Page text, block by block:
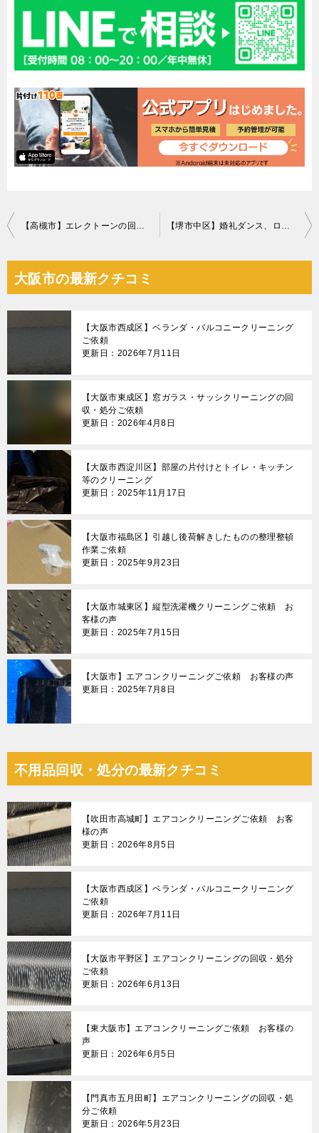
投
ナ
ビ
ゲ
ョ
【高槻市】エレクトーンの回収・処分ご依頼 お客様の声 【堺市中区】婚礼ダンス、ロフトベッド、ベッドマットレス等の回収
大阪市の最新クチコミ
【大阪市西成区】ベランダ・バルコニークリーニング
ご依頼
更新日：2026年7月11日
【大阪市東成区】窓ガラス・サッシクリーニングの回
収・処分ご依頼
更新日：2026年4月8日
【大阪市西淀川区】部屋の片付けとトイレ・キッチン
等のクリーニング
更新日：2025年11月17日
【大阪市福島区】引越し後荷解きしたものの整理整頓
作業ご依頼
更新日：2025年9月23日
【大阪市城東区】縦型洗濯機クリーニングご依頼 お
客様の声
更新日：2025年7月15日
【大阪市】エアコンクリーニングご依頼 お客様の声
更新日：2025年7月8日
不用品回収・処分の最新クチコミ
【吹田市高城町】エアコンクリーニングご依頼 お客
様の声
更新日：2026年8月5日
【大阪市西成区】ベランダ・バルコニークリーニング
ご依頼
更新日：2026年7月11日
【大阪市平野区】エアコンクリーニングの回収・処分
ご依頼
更新日：2026年6月13日
【東大阪市】エアコンクリーニングご依頼 お客様の
声
更新日：2026年6月5日
【門真市五月田町】エアコンクリーニングの回収・処
分ご依頼
更新日：2026年5月23日